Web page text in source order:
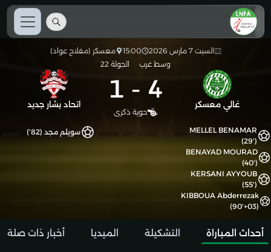
السبت 7 مارس 2026 15:00
معسكر (مفلاح عواد)
وسط غرب
الجولة 22
غالي معسكر 4
-
1
حوية ذكرى
اتحاد بشار جديد
MELLEL BENAMAR
(29')
BENAYAD MOURAD
(40')
KERSANI AYYOUB
(55')
KIBBOUA Abderrezak
(90'+03)
سويلم مجد (82')
أحداث المباراة التشكيلة الميديا أخبار ذات صلة